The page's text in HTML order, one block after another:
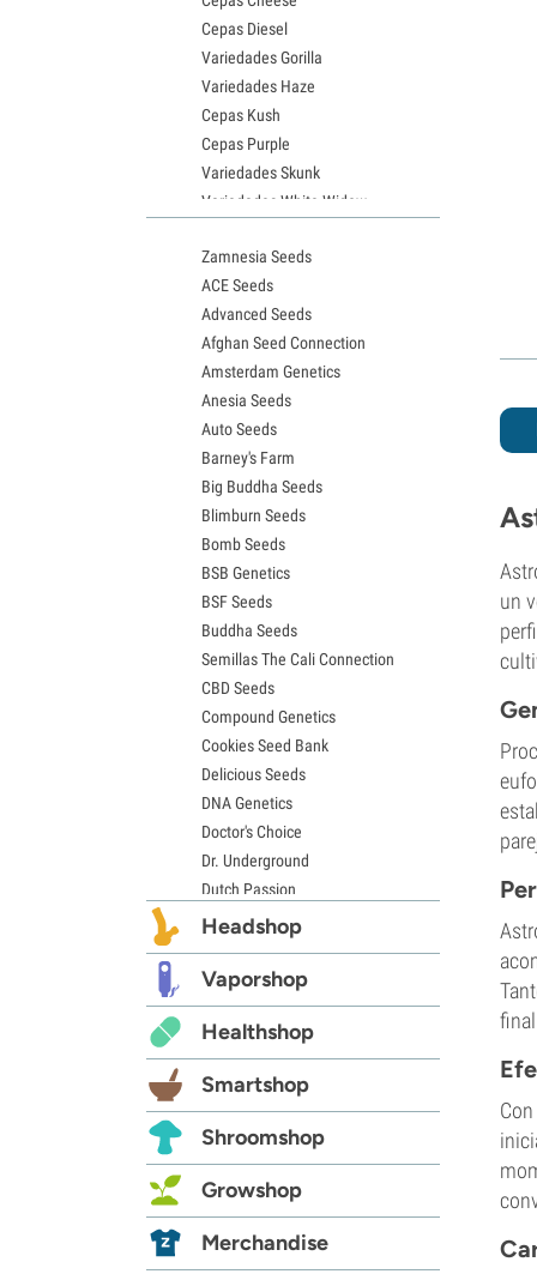
un
Cepas Diesel
Variedades Gorilla
Variedades Haze
Cepas Kush
Cepas Purple
Variedades Skunk
Variedades White Widow
Semillas de Granddaddy Purple
Semillas de OG Kush
Semillas de Blue Dream
Semillas de Lemon Haze
Semillas de Bruce Banner
Semillas de Gelato
Semillas de Sour Diesel
Semillas de Jack Herer
Semillas de Girl Scout Cookies
Semillas de Wedding Cake
Semillas de Zkittlez
Semillas de Pineapple Express
Semillas de Chemdawg
Semillas de Hindu Kush
Semillas de Mimosa
Zamnesia Seeds
ACE Seeds
Advanced Seeds
Afghan Seed Connection
Amsterdam Genetics
Anesia Seeds
Auto Seeds
Barney's Farm
Big Buddha Seeds
Blimburn Seeds
Bomb Seeds
BSB Genetics
BSF Seeds
Buddha Seeds
Semillas The Cali Connection
CBD Seeds
Compound Genetics
Cookies Seed Bank
Delicious Seeds
DNA Genetics
Doctor's Choice
Dr. Underground
Dutch Passion
Elite Seeds
Exotic Seed
Expert Seeds
FastBuds
Female Seeds
French Touch Seeds
Garden of Green
GeneSeeds
G13 Labs
Grass-O-Matic
Headshop
Vaporshop
Healthshop
Smartshop
Shroomshop
Growshop
Merchandise